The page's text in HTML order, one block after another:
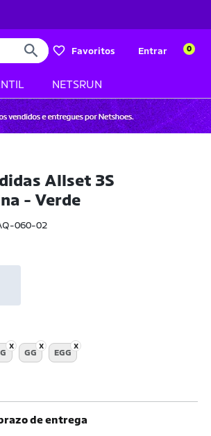
Favoritos Entrar 0
NETSRUN
Allset 3S
- Verde
060-02
G GG EGG
de entrega